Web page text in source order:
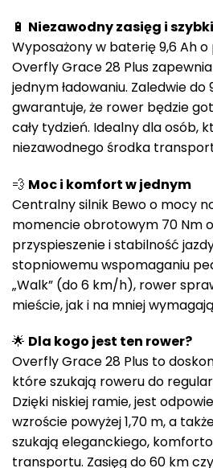
🔋 Niezawodny zasięg i
Wyposażony w baterię 9,6 Ah
Overfly Grace 28 Plus
jednym ładowaniu. Zaledwie do
gwarantuje, że rower będzie
cały tydzień. Idealny dla osób,
niezawodnego środka
💨 Moc i komfort w jednym
Centralny silnik Bewo o mocy
momencie obrotowym 70 Nm
przyspieszenie i stabilność
stopniowemu wspomaganiu
„Walk” (do 6 km/h), rower
mieście, jak i na mniej
🌟 Dla kogo jest ten rower?
Overfly Grace 28 Plus to
które szukają roweru do
Dzięki niskiej ramie, jest
wzroście powyżej 1,70 m, a
szukają eleganckiego,
transportu. Zasięg do 60 km